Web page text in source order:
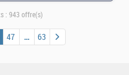
: 943 offre(s)
47 63